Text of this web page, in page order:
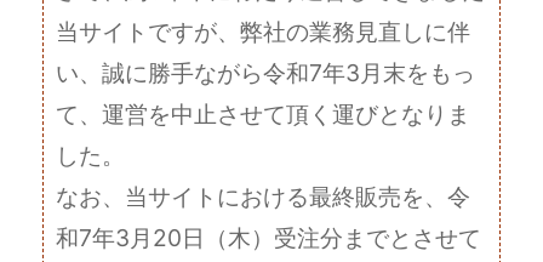
当サイトですが、弊社の業務見直しに伴
い、誠に勝手ながら令和7年3月末をもっ
て、運営を中止させて頂く運びとなりま
した。
なお、当サイトにおける最終販売を、令
和7年3月20日（木）受注分までとさせて